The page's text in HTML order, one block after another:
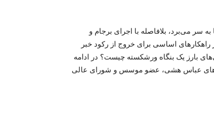
سر می‌برد، بلافاصله با اجرای برجام و
اساسی برای خروج از رکود خبر
بارز یک بنگاه ورشکسته چیست؟ در ادامه
عباس هشی، عضو موسس و شورای عالی